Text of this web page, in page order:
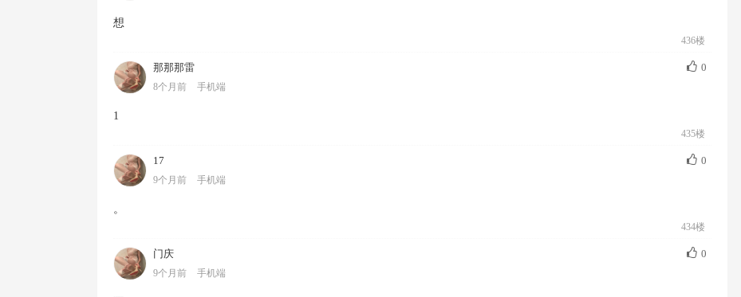
想
436楼
0
那那那雷
8个月前 手机端
1
435楼
0
17
9个月前 手机端
。
434楼
0
门庆
9个月前 手机端